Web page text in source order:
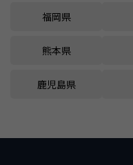
福岡県
熊本県
鹿児島県